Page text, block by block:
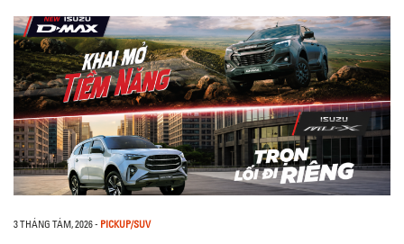
3 THÁNG TÁM, 2026- PICKUP/SUV